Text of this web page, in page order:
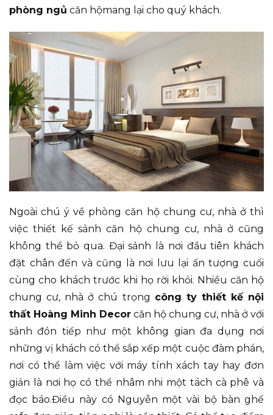
phòng ngủ căn hộmang lại cho quý khách.
Ngoài chú ý về phòng căn hộ chung cư, nhà ở thì
việc thiết kế sảnh căn hộ chung cư, nhà ở cũng
không thể bỏ qua. Đại sảnh là nơi đầu tiên khách
đặt chân đến và cũng là nơi lưu lại ấn tượng cuối
cùng cho khách trước khi họ rời khỏi. Nhiều căn hộ
chung cư, nhà ở chú trọng công ty thiết kế nội
thất Hoàng Minh Decor căn hộ chung cư, nhà ở với
sảnh đón tiếp như một không gian đa dụng nơi
những vị khách có thể sắp xếp một cuộc đàm phán,
nơi có thể làm việc với máy tính xách tay hay đơn
giản là nơi họ có thể nhâm nhi một tách cà phê và
đọc báo.Điều này có Nguyễn một vài bộ bàn ghế